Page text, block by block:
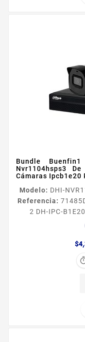
Bundle
Nvr1104hsps3
Cámaras Ipcb1e20
Modelo: DHI-
Referencia: 71485
2 DH-IPC-
Compra 1 Nvr
Mas 2 Cámaras
Caracteristicas
Interfaz Nueva
remota P2P
RTSP